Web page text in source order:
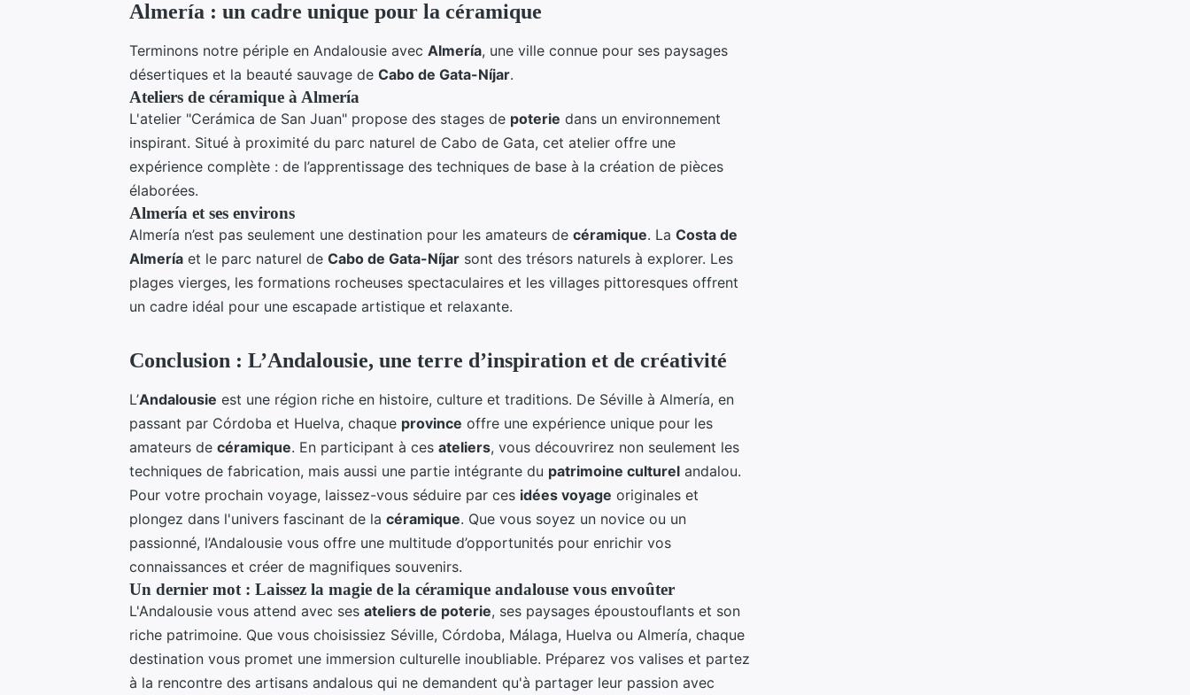
Almería : un cadre unique pour la céramique
Terminons notre périple en Andalousie avec Almería, une ville connue pour ses paysages
désertiques et la beauté sauvage de Cabo de Gata-Níjar.
Ateliers de céramique à Almería
L'atelier "Cerámica de San Juan" propose des stages de poterie dans un environnement
inspirant. Situé à proximité du parc naturel de Cabo de Gata, cet atelier offre une
expérience complète : de l’apprentissage des techniques de base à la création de pièces
élaborées.
Almería et ses environs
Almería n’est pas seulement une destination pour les amateurs de céramique. La Costa de
Almería et le parc naturel de Cabo de Gata-Níjar sont des trésors naturels à explorer. Les
plages vierges, les formations rocheuses spectaculaires et les villages pittoresques offrent
un cadre idéal pour une escapade artistique et relaxante.
Conclusion : L’Andalousie, une terre d’inspiration et de créativité
L’Andalousie est une région riche en histoire, culture et traditions. De Séville à Almería, en
passant par Córdoba et Huelva, chaque province offre une expérience unique pour les
amateurs de céramique. En participant à ces ateliers, vous découvrirez non seulement les
techniques de fabrication, mais aussi une partie intégrante du patrimoine culturel andalou.
Pour votre prochain voyage, laissez-vous séduire par ces idées voyage originales et
plongez dans l'univers fascinant de la céramique. Que vous soyez un novice ou un
passionné, l’Andalousie vous offre une multitude d’opportunités pour enrichir vos
connaissances et créer de magnifiques souvenirs.
Un dernier mot : Laissez la magie de la céramique andalouse vous envoûter
L'Andalousie vous attend avec ses ateliers de poterie, ses paysages époustouflants et son
riche patrimoine. Que vous choisissiez Séville, Córdoba, Málaga, Huelva ou Almería, chaque
destination vous promet une immersion culturelle inoubliable. Préparez vos valises et partez
à la rencontre des artisans andalous qui ne demandent qu'à partager leur passion avec